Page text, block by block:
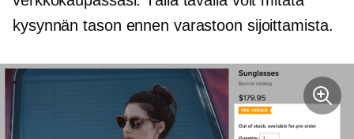
kysynnän tason ennen varastoon sijoittamista.